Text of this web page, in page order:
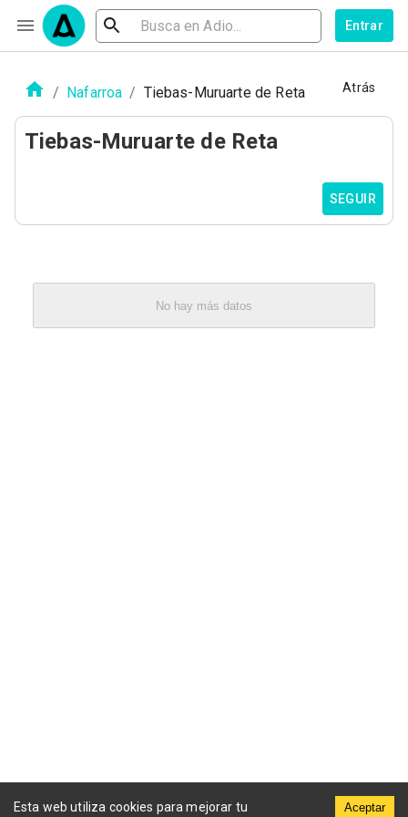
Entrar
/ Nafarroa / Tiebas-Muruarte de Reta Atrás
Tiebas-Muruarte de Reta
SEGUIR
No hay más datos
Esta web utiliza cookies para mejorar tu Aceptar